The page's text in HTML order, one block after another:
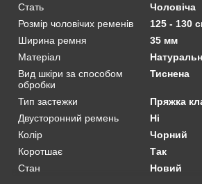
Стать
Чоловіча
Розмір чоловічих ременів
125 - 130
Ширина ремня
35 мм
Матеріал
Вид шкіри за способом
обробки
Тиснена
Тип застежки
Пряжка
Двусторонний ремень
Ні
Колір
Чорний
Коротшає
Так
Стан
Новий